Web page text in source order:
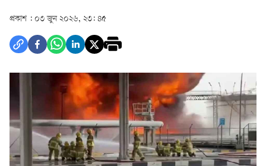
প্রকাশ : ০৩ জুন ২০২৬, ২৩: ৪৫